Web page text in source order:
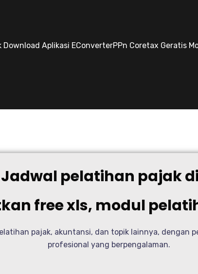
Download Aplikasi EConverterPPn Coretax Geratis
Jadwal pelatihan pajak
free xls, modul
pajak, akuntansi, dan topik lainnya, dengan
profesional yang berpengalaman.